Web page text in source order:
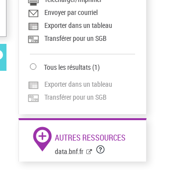
Envoyer par courriel
Exporter dans un tableau
Transférer pour un SGB
Tous les résultats(1)
Exporter dans un tableau
Transférer pour un SGB
AUTRES RESSOURCES
data.bnf.fr